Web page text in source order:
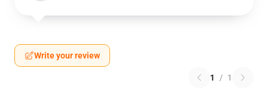
Write your review
1 / 1